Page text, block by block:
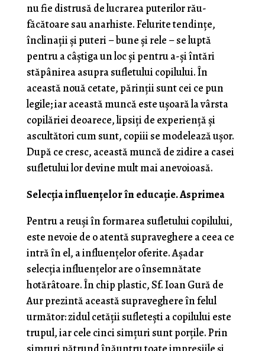
nu fie distrusă de lucrarea puterilor rău-
făcătoare sau anarhiste. Felurite tendințe,
înclinații și puteri – bune și rele – se luptă
pentru a câștiga un loc și pentru a-și întări
stăpânirea asupra sufletului copilului. În
această nouă cetate, părinții sunt cei ce pun
legile; iar această muncă este ușoară la vârsta
copilăriei deoarece, lipsiți de experiență și
ascultători cum sunt, copiii se modelează ușor.
După ce cresc, această muncă de zidire a casei
sufletului lor devine mult mai anevoioasă.
Selecția influențelor în educație. Asprimea
Pentru a reuși în formarea sufletului copilului,
este nevoie de o atentă supraveghere a ceea ce
intră în el, a influenţelor oferite. Aşadar
selecţia influ­enţelor are o însemnătate
hotărâtoare. În chip plastic, Sf. Ioan Gură de
Aur prezintă această supraveghere în felul
următor: zidul cetăţii sufleteşti a copilului este
trupul, iar cele cinci simţuri sunt porţile. Prin